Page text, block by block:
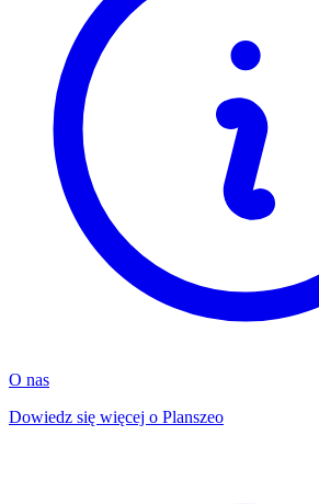
O nas
Dowiedz się więcej o Planszeo